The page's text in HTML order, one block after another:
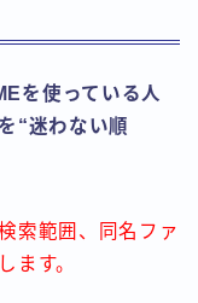
を使っている人
“迷わない順
索範囲、同名ファ
ます。